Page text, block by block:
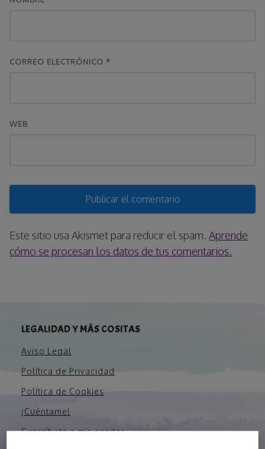
CORREO ELECTRÓNICO *
WEB
Este sitio usa Akismet para reducir el spam. Aprende
cómo se procesan los datos de tus comentarios.
LEGALIDAD Y MÁS COSITAS
Aviso Legal
Política de Privacidad
Política de Cookies
¡Cuéntame!
Suscríbete a mis cositas